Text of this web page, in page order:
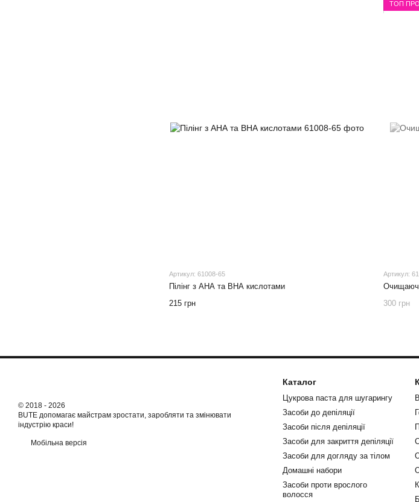
Артикул: 61008-65
Пілінг з АНА та ВНА кислотами
215 грн
ТОП
Артикул:
300 грн
© 2018 - 2026
BUTE допомагає майстрам зростати, заробляти та змінювати
індустрію краси!
Мобільна версія
Каталог
Цукрова паста для шугарингу
Засоби до депіляції
Засоби після депіляції
Засоби для закриття депіляції
Засоби для догляду за тілом
Домашні набори
Засоби проти врослого
волосся